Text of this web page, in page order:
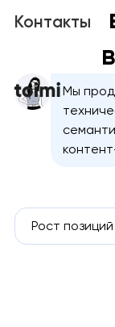
Контакты
Мы
Рост